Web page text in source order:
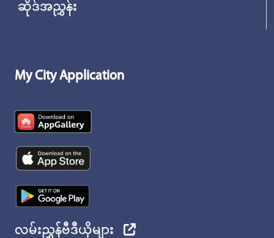
ဆိုဒ်အညွှန်း
My City Application
လမ်းညွှန်ဗီဒီယိုများ